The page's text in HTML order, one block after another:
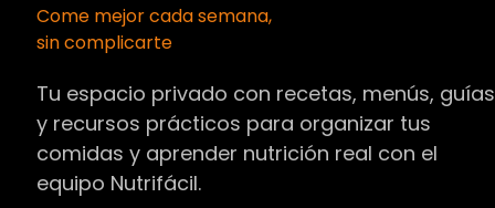
Come mejor cada semana,
sin complicarte
Tu espacio privado con recetas, menús, guías
y recursos prácticos para organizar tus
comidas y aprender nutrición real con el
equipo Nutrifácil.